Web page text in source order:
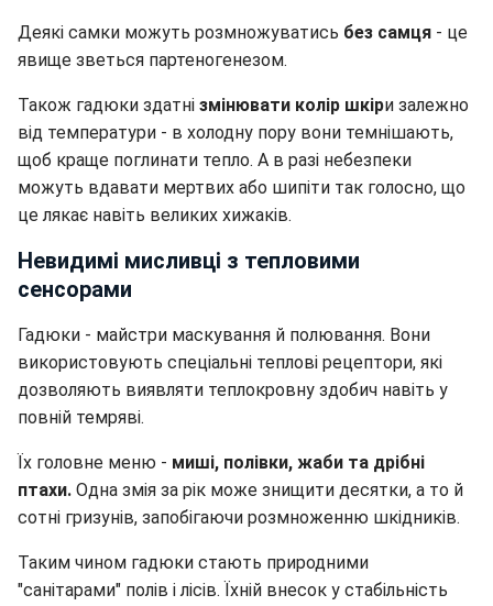
Деякі самки можуть розмножуватись без самця - це
явище зветься партеногенезом.
Також гадюки здатні змінювати колір шкіри залежно
від температури - в холодну пору вони темнішають,
щоб краще поглинати тепло. А в разі небезпеки
можуть вдавати мертвих або шипіти так голосно, що
це лякає навіть великих хижаків.
Невидимі мисливці з тепловими
сенсорами
Гадюки - майстри маскування й полювання. Вони
використовують спеціальні теплові рецептори, які
дозволяють виявляти теплокровну здобич навіть у
повній темряві.
Їх головне меню - миші, полівки, жаби та дрібні
птахи. Одна змія за рік може знищити десятки, а то й
сотні гризунів, запобігаючи розмноженню шкідників.
Таким чином гадюки стають природними
"санітарами" полів і лісів. Їхній внесок у стабільність